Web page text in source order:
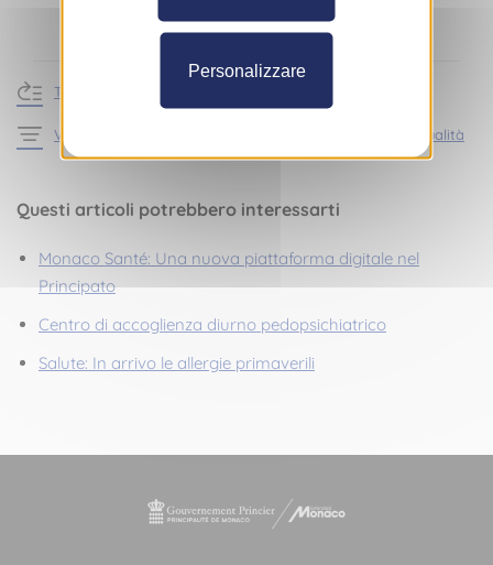
Torna alle news
Vedi gli articoli della sezione Informazioni pratiche - Attualità
Questi articoli potrebbero interessarti
Monaco Santé: Una nuova piattaforma digitale nel
Principato
Centro di accoglienza diurno pedopsichiatrico
Salute: In arrivo le allergie primaverili
Personalizzare